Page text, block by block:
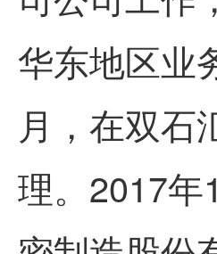
华东地区业
月，在双石
理。2017